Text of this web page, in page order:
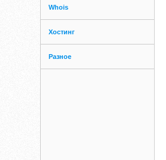
Whois
Хостинг
Разное